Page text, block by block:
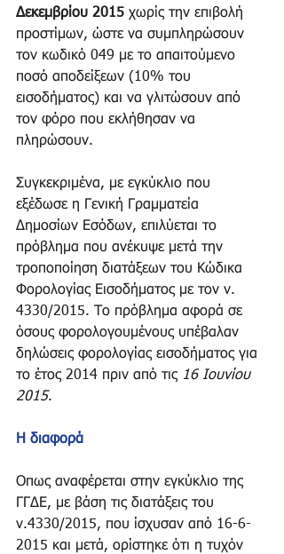
Δεκεμβρίου 2015 χωρίς την επιβολή
προστίμων, ώστε να συμπληρώσουν
τον κωδικό 049 με το απαιτούμενο
ποσό αποδείξεων (10% του
εισοδήματος) και να γλιτώσουν από
τον φόρο που εκλήθησαν να
πληρώσουν.
Συγκεκριμένα, με εγκύκλιο που
εξέδωσε η Γενική Γραμματεία
Δημοσίων Εσόδων, επιλύεται το
πρόβλημα που ανέκυψε μετά την
τροποποίηση διατάξεων του Κώδικα
Φορολογίας Εισοδήματος με τον ν.
4330/2015. Το πρόβλημα αφορά σε
όσους φορολογουμένους υπέβαλαν
δηλώσεις φορολογίας εισοδήματος για
το έτος 2014 πριν από τις 16 Ιουνίου
2015.
Η διαφορά
Οπως αναφέρεται στην εγκύκλιο της
ΓΓΔΕ, με βάση τις διατάξεις του
ν.4330/2015, που ίσχυσαν από 16-6-
2015 και μετά, ορίστηκε ότι η τυχόν